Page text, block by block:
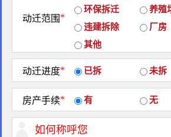
房屋拆迁补偿 企业拆迁补偿 厂房拆迁补偿
经典案例
创为律师事务所典
2016-07-21 12:03 作者：
动迁范围 *
环保拆迁
养殖
违建拆除
厂房
其他
动迁进度* 已拆 未拆
房产手续* 有 无